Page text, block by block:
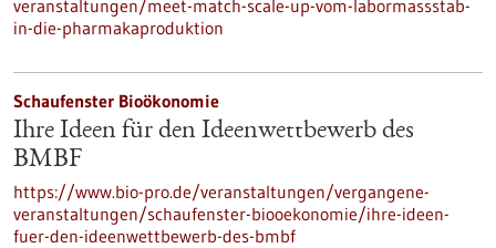
veranstaltungen/meet-match-scale-up-vom-labormassstab-
in-die-pharmakaproduktion
Schaufenster Bioökonomie
Ihre Ideen für den Ideenwettbewerb des
BMBF
https://www.bio-pro.de/veranstaltungen/vergangene-
veranstaltungen/schaufenster-biooekonomie/ihre-ideen-
fuer-den-ideenwettbewerb-des-bmbf